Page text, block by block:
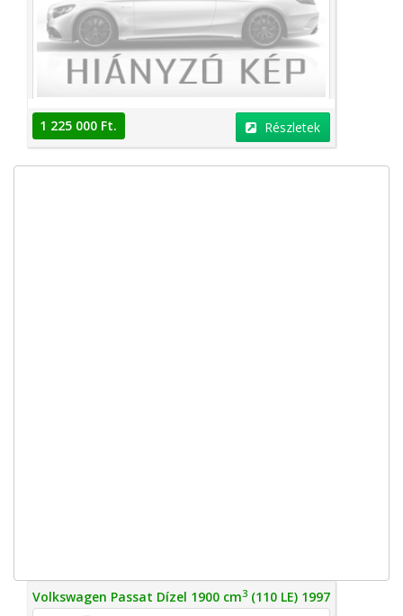
1 225 000 Ft. Részletek
Volkswagen Passat Dízel 1900 cm3 (110 LE) 1997